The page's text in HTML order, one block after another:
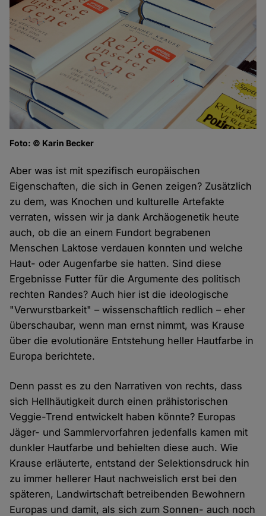
Foto: © Karin Becker
Aber was ist mit spezifisch europäischen
Eigenschaften, die sich in Genen zeigen? Zusätzlich
zu dem, was Knochen und kulturelle Artefakte
verraten, wissen wir ja dank Archäogenetik heute
auch, ob die an einem Fundort begrabenen
Menschen Laktose verdauen konnten und welche
Haut- oder Augenfarbe sie hatten. Sind diese
Ergebnisse Futter für die Argumente des politisch
rechten Randes? Auch hier ist die ideologische
"Verwurstbarkeit" – wissenschaftlich redlich – eher
überschaubar, wenn man ernst nimmt, was Krause
über die evolutionäre Entstehung heller Hautfarbe in
Europa berichtete.
Denn passt es zu den Narrativen von rechts, dass
sich Hellhäutigkeit durch einen prähistorischen
Veggie-Trend entwickelt haben könnte? Europas
Jäger- und Sammlervorfahren jedenfalls kamen mit
dunkler Hautfarbe und behielten diese auch. Wie
Krause erläuterte, entstand der Selektionsdruck hin
zu immer hellerer Haut nachweislich erst bei den
späteren, Landwirtschaft betreibenden Bewohnern
Europas und damit, als sich zum Sonnen- auch noch